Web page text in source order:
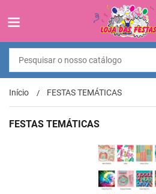
Início FESTAS TEMÁTICAS
FESTAS TEMÁTICAS